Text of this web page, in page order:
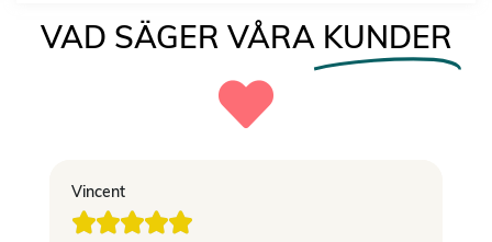
VAD SÄGER VÅRA KUNDER
Vincent
